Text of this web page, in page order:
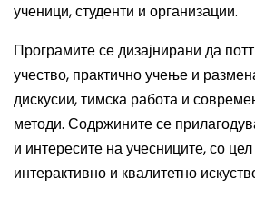
ученици, студенти и организации.
Програмите се дизајнирани да
учество, практично учење и
дискусии, тимска работа и
методи. Содржините се
и интересите на учесниците, со
интерактивно и квалитетно